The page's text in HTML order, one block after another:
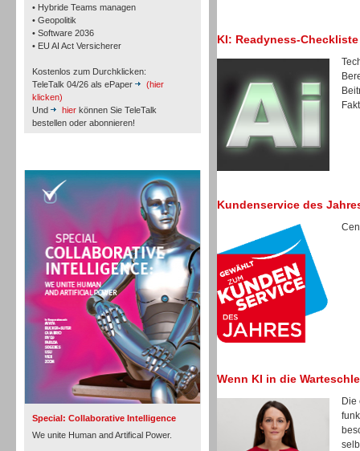
• Hybride Teams managen
• Geopolitik
• Software 2036
• EU AI Act Versicherer
Kostenlos zum Durchklicken:
TeleTalk 04/26 als ePaper
(hier
klicken)
Und
hier können Sie TeleTalk
bestellen oder abonnieren!
Special: Collaborative Intelligence
We unite Human and Artifical Power.
Workforce-Management
Personal
Inbound
KI: Readyness-Checkliste
Kundenservice des
Wenn KI in die
Die